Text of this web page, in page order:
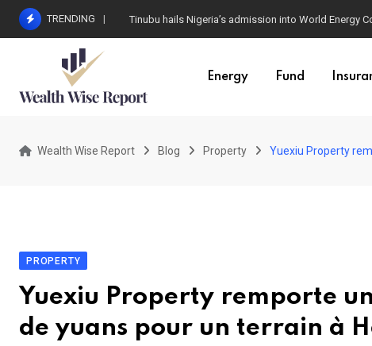
Skip
TRENDING Tinubu hails Nigeria’s admission into World Energy
Energy Fund
Wealth Wise Report Blog Property Yuexiu Property
PROPERTY
Yuexiu Property remporte
de yuans pour un terrain à